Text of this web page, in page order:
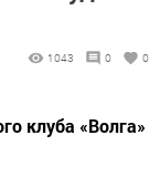
1043 0 0
клуба «Волга»